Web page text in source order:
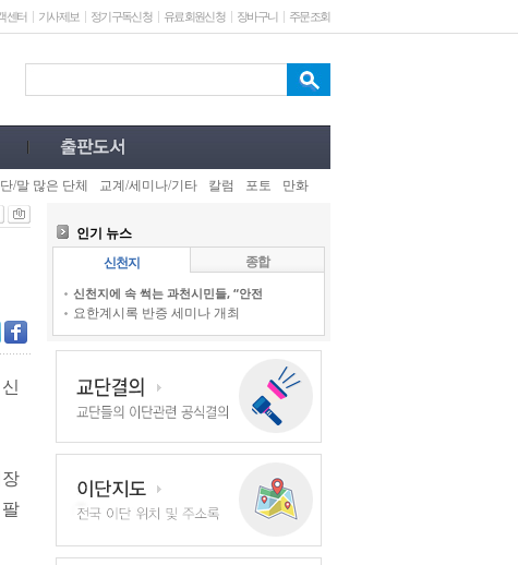
센터 기사제보 정기구독신청 유료회원신청 장바구니 주문조회
/말 많은 단체 교계/세미나/기타 칼럼 포토 만화
인기 뉴스
신천지
종합
신천지에 속 썩는 과천시민들, “안전
요한계시록 반증 세미나 개최